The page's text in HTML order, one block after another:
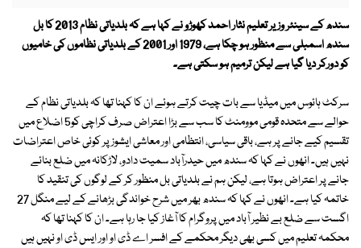
سندھ کے سینئر وزیر تعلیم نثار احمد کھوڑو نے کہا ہے کہ بلدیاتی نظام 2013 کا بل
سندھ اسمبلی سے منظور ہو چکا ہے، 1979 اور 2001 کے بلدیاتی نظاموں کی خامیوں
کو دورکر دیا گیا ہے لیکن ترمیم ہو سکتی ہے۔
سرکٹ ہائوس میں میڈیا سے بات چیت کرتے ہوئے ان کا کہنا تھا کہ بلدیاتی نظام کے
حوالے سے متحدہ قومی موومنٹ کا سب سے بڑا اعتراض صرف کراچی کو5 اضلاع میں
تقسیم کیے جانے پر ہے، باقی سیاسی، انتظامی اور معاشی ایشوز پر کوئی خاص اعتراضات
نہیں ہیں۔ انھوں نے کہا کہ سندھ میں حیدرآباد سمیت دادو، لاڑکانہ میں ضلع بنائے
جانے پر اعتراض ہوتا ہے، لیکن ہم نے بلدیاتی بل منظور کر کے لوگوں کی تنقید کا
خاتمہ کیا ہے۔ انھوں نے کہا کہ سندھ بھر میں شرح خواندگی بڑھانے کے لیے منگل 27
اگست سے ضلع بے نظیر آباد میں پروگرام کا آغاز کیا جا رہا ہے۔ ان کا کہنا تھا کہ
محکمہ تعلیم میں کسی بھی دیگر محکمے کے افسر اے ڈی او اور ایس ڈی او نہیں ہیں